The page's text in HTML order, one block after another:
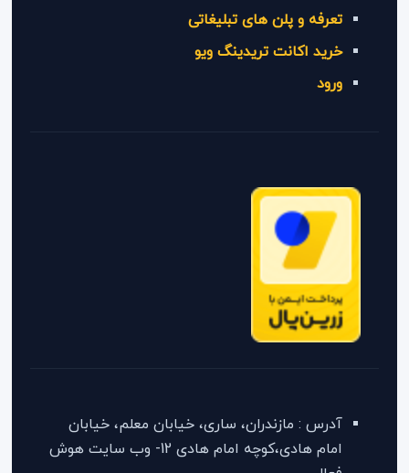
تعرفه و پلن های تبلیغاتی
خرید اکانت تریدینگ ویو
ورود
آدرس : مازندران، ساری، خیابان معلم، خیابان
امام هادی،کوچه امام هادی 12- وب سایت هوش